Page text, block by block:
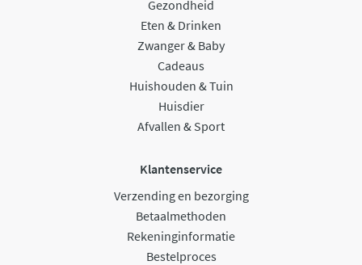
Gezondheid
Eten & Drinken
Zwanger & Baby
Cadeaus
Huishouden & Tuin
Huisdier
Afvallen & Sport
Klantenservice
Verzending en bezorging
Betaalmethoden
Rekeninginformatie
Bestelproces